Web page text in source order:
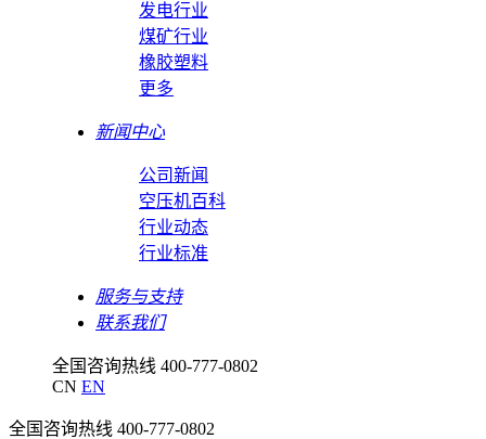
发电行业
煤矿行业
橡胶塑料
更多
新闻中心
公司新闻
空压机百科
行业动态
行业标准
服务与支持
联系我们
全国咨询热线 400-777-0802
CN EN
全国咨询热线 400-777-0802